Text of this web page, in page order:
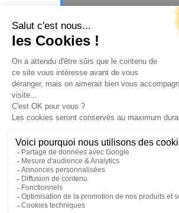
PAUSE ☕️
PLAY